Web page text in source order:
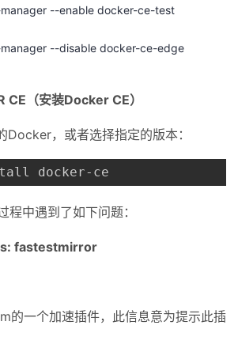
--enable docker-ce-test
--disable docker-ce-edge
CE（安装Docker CE）
，或者选择指定的版本：
docker-ce
程中遇到了如下问题：
fastestmirror
的一个加速插件，此信息意为提示此插